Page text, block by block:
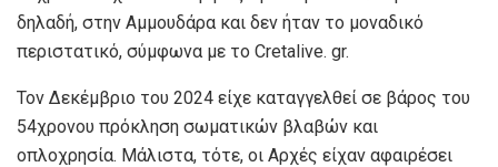
δηλαδή, στην Αμμουδάρα και δεν ήταν το μοναδικό
περιστατικό, σύμφωνα με το Cretalive. gr.
Τον Δεκέμβριο του 2024 είχε καταγγελθεί σε βάρος του
54χρονου πρόκληση σωματικών βλαβών και
οπλοχρησία. Μάλιστα, τότε, οι Αρχές είχαν αφαιρέσει